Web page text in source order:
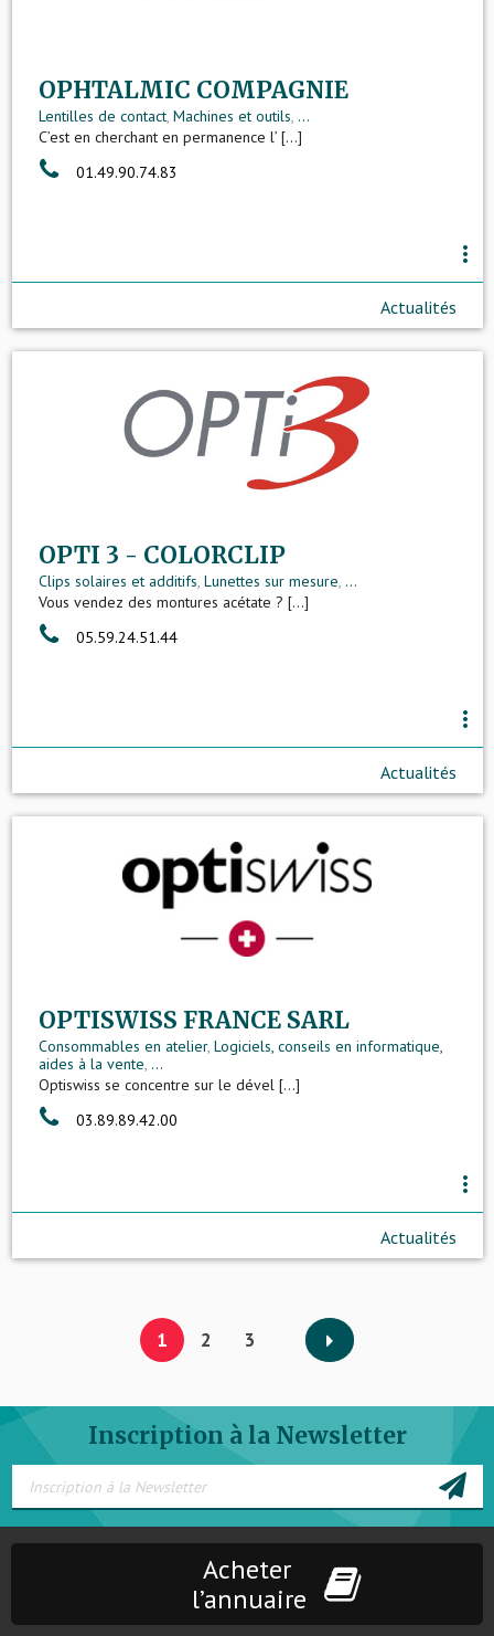
OPHTALMIC COMPAGNIE
Lentilles de contact, Machines et outils, ...
C’est en cherchant en permanence l’ [...]
01.49.90.74.83
more_vert
Actualités
OPTI 3 - COLORCLIP
Clips solaires et additifs, Lunettes sur mesure, ...
Vous vendez des montures acétate ? [...]
05.59.24.51.44
more_vert
Actualités
OPTISWISS FRANCE SARL
Consommables en atelier, Logiciels, conseils en informatique,
aides à la vente, ...
Optiswiss se concentre sur le dével [...]
03.89.89.42.00
more_vert
Actualités
1 2 3
Inscription à la Newsletter
Acheter
l’annuaire